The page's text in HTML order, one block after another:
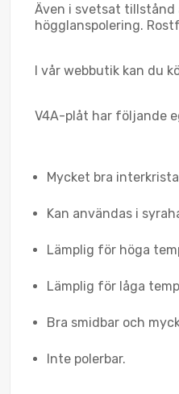
Även i svetsat tillstånd
högglanspolering.
I vår webbutik kan du
V4A-plåt har följande
Mycket bra
Kan användas i
Lämplig för höga
Lämplig för låga
Bra smidbar och
Inte polerbar.